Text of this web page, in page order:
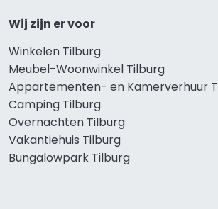
Wij zijn er voor
Winkelen Tilburg
Meubel-Woonwinkel Tilburg
Appartementen- en Kamerverhuur
Camping Tilburg
Overnachten Tilburg
Vakantiehuis Tilburg
Bungalowpark Tilburg